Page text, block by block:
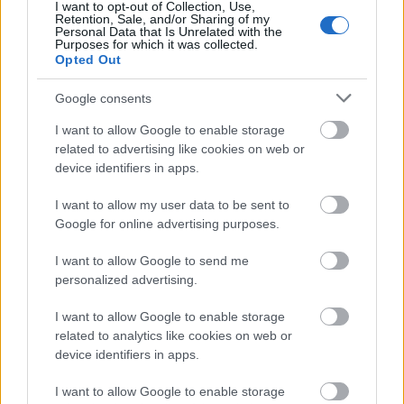
I want to opt-out of Collection, Use,
Retention, Sale, and/or Sharing of my
Personal Data that Is Unrelated with the
Purposes for which it was collected.
Opted Out
Google consents
I want to allow Google to enable storage
related to advertising like cookies on web or
device identifiers in apps.
I want to allow my user data to be sent to
Google for online advertising purposes.
I want to allow Google to send me
personalized advertising.
I want to allow Google to enable storage
related to analytics like cookies on web or
device identifiers in apps.
I want to allow Google to enable storage
est dans la nature humaine de ne pas toujours être
capable de juger ses propres défauts. Il est payant
de collaborer avec d'autres personnes qui partagent
des intérêts communs.
Une tactique de marketing Internet astucieuse
consiste à créer des articles à partir de vos publicités
existantes. Développez votre annonce et
transformez-la en contenu d'une page de vente
dédiée entière. Racontez une histoire, passez en
revue votre produit ou expliquez aux visiteurs les
avantages du produit. En donnant aux visiteurs du
site Web plus de matière à assimiler qu'une brève
annonce, vous pouvez les inciter à faire un achat.
Si vous voulez augmenter le nombre de visites sur
votre site, offrez quelque chose de gratuit. Les gens
aiment recevoir quelque chose en retour, alors offrez
des e-books gratuits ou des réductions pour se
connecter à votre site. Cela n'augmentera pas